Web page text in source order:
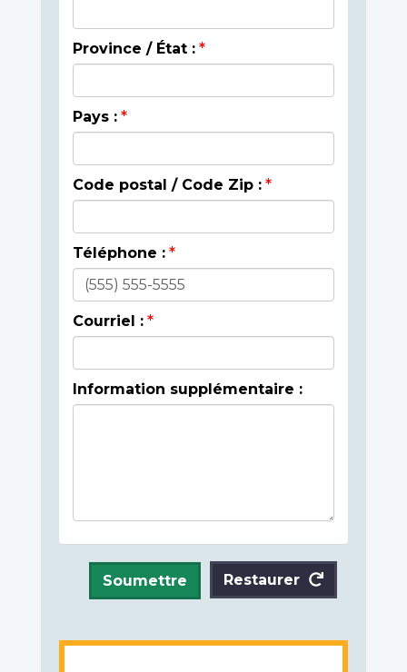
Province / État :
Pays :
Code postal / Code Zip :
Téléphone :
Courriel :
Information supplémentaire :
Soumettre Restaurer